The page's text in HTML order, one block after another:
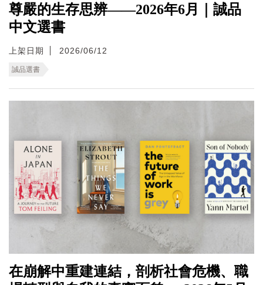
尊嚴的生存思辨——2026年6月｜誠品
中文選書
上架日期 2026/06/12
誠品選書
在崩解中重建連結，剖析社會危機、職